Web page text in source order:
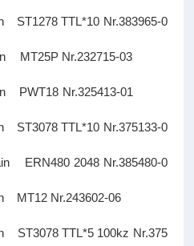
TTL*10 Nr.383965-0
MT25P Nr.232715-03
PWT18 Nr.325413-01
TTL*10 Nr.375133-0
ERN480 2048 Nr.385480-0
MT12 Nr.243602-06
ST3078 TTL*5 100kz Nr.375